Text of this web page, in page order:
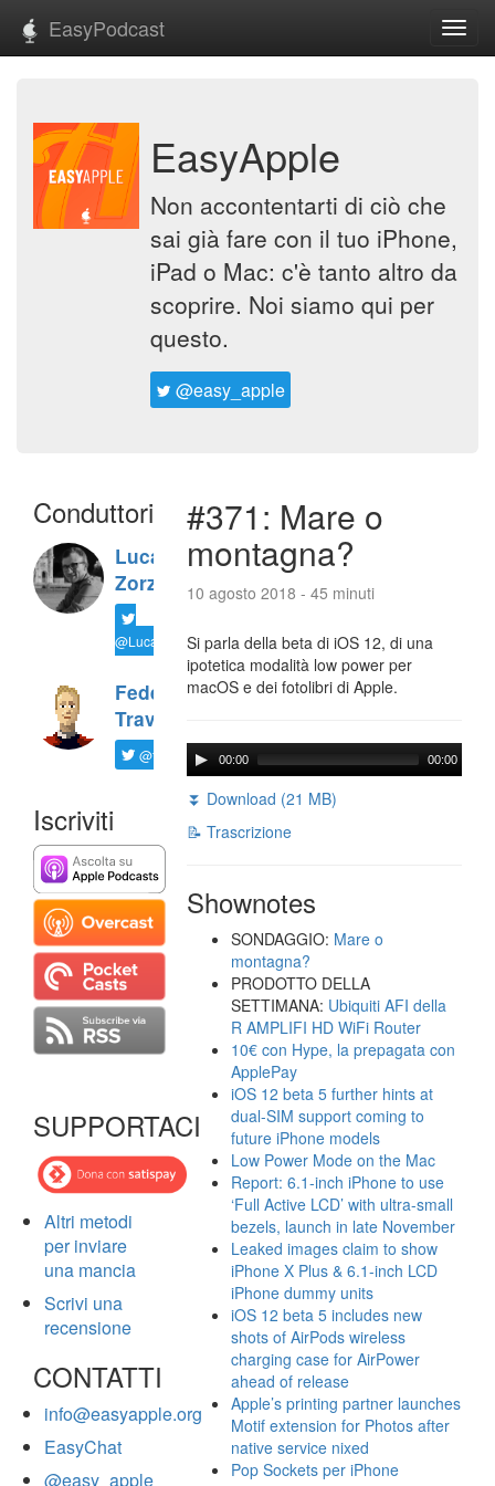
EasyPodcast
EasyApple
Non accontentarti di ciò che
sai già fare con il tuo iPhone,
iPad o Mac: c'è tanto altro da
scoprire. Noi siamo qui per
questo.
@easy_apple
Conduttori
Luca
Zorzi
@LucaTNT
Federico
Travaini
@ftrava
Iscriviti
SUPPORTACI
Altri metodi
per inviare
una mancia
Scrivi una
recensione
CONTATTI
info@easyapple.org
EasyChat
@easy_apple
#371: Mare o
montagna?
10 agosto 2018 - 45 minuti
Si parla della beta di iOS 12, di una
ipotetica modalità low power per
macOS e dei fotolibri di Apple.
00:00 00:00
⏬ Download (21 MB)
📝 Trascrizione
Shownotes
SONDAGGIO: Mare o
montagna?
PRODOTTO DELLA
SETTIMANA: Ubiquiti AFI della
R AMPLIFI HD WiFi Router
10€ con Hype, la prepagata con
ApplePay
iOS 12 beta 5 further hints at
dual-SIM support coming to
future iPhone models
Low Power Mode on the Mac
Report: 6.1-inch iPhone to use
‘Full Active LCD’ with ultra-small
bezels, launch in late November
Leaked images claim to show
iPhone X Plus & 6.1-inch LCD
iPhone dummy units
iOS 12 beta 5 includes new
shots of AirPods wireless
charging case for AirPower
ahead of release
Apple’s printing partner launches
Motif extension for Photos after
native service nixed
Pop Sockets per iPhone